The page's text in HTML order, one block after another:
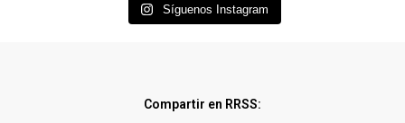
Síguenos Instagram
Compartir en RRSS: